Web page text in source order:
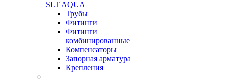
SLT AQUA
Трубы
Фитинги
Фитинги
комбинированные
Компенсаторы
Запорная арматура
Крепления